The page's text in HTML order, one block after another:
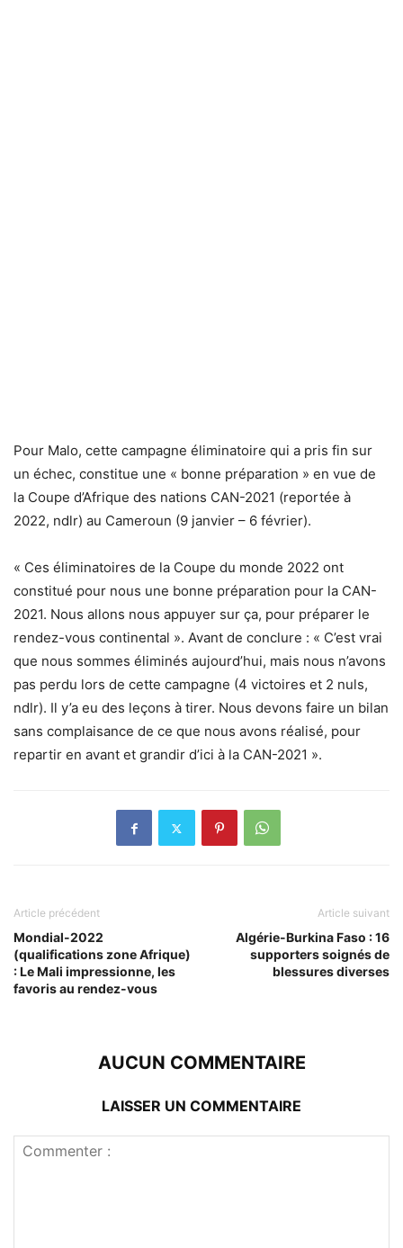
Pour Malo, cette campagne éliminatoire qui a pris fin sur
un échec, constitue une « bonne préparation » en vue de
la Coupe d’Afrique des nations CAN-2021 (reportée à
2022, ndlr) au Cameroun (9 janvier – 6 février).
« Ces éliminatoires de la Coupe du monde 2022 ont
constitué pour nous une bonne préparation pour la CAN-
2021. Nous allons nous appuyer sur ça, pour préparer le
rendez-vous continental ». Avant de conclure : « C’est vrai
que nous sommes éliminés aujourd’hui, mais nous n’avons
pas perdu lors de cette campagne (4 victoires et 2 nuls,
ndlr). Il y’a eu des leçons à tirer. Nous devons faire un bilan
sans complaisance de ce que nous avons réalisé, pour
repartir en avant et grandir d’ici à la CAN-2021 ».
Article précédent
Mondial-2022
(qualifications zone Afrique)
: Le Mali impressionne, les
favoris au rendez-vous
Article suivant
Algérie-Burkina Faso : 16
supporters soignés de
blessures diverses
AUCUN COMMENTAIRE
LAISSER UN COMMENTAIRE